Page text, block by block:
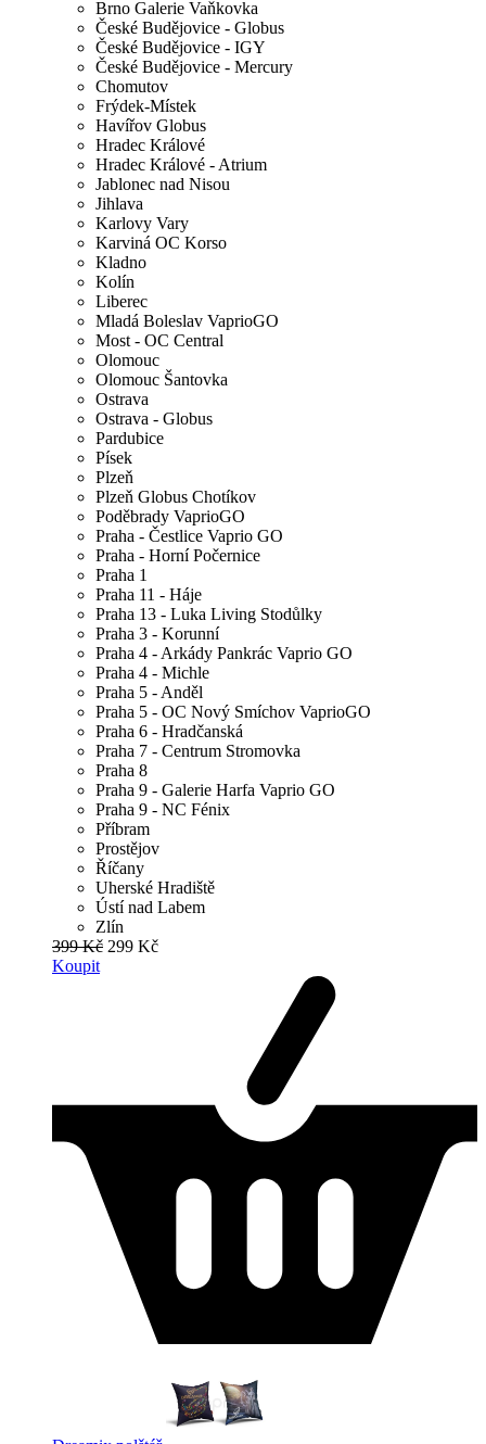
Brno Galerie Vaňkovka
České Budějovice - Globus
České Budějovice - IGY
České Budějovice - Mercury
Chomutov
Frýdek-Místek
Havířov Globus
Hradec Králové
Hradec Králové - Atrium
Jablonec nad Nisou
Jihlava
Karlovy Vary
Karviná OC Korso
Kladno
Kolín
Liberec
Mladá Boleslav VaprioGO
Most - OC Central
Olomouc
Olomouc Šantovka
Ostrava
Ostrava - Globus
Pardubice
Písek
Plzeň
Plzeň Globus Chotíkov
Poděbrady VaprioGO
Praha - Čestlice Vaprio GO
Praha - Horní Počernice
Praha 1
Praha 11 - Háje
Praha 13 - Luka Living Stodůlky
Praha 3 - Korunní
Praha 4 - Arkády Pankrác Vaprio GO
Praha 4 - Michle
Praha 5 - Anděl
Praha 5 - OC Nový Smíchov VaprioGO
Praha 6 - Hradčanská
Praha 7 - Centrum Stromovka
Praha 8
Praha 9 - Galerie Harfa Vaprio GO
Praha 9 - NC Fénix
Příbram
Prostějov
Říčany
Uherské Hradiště
Ústí nad Labem
Zlín
399 Kč 299 Kč
Koupit